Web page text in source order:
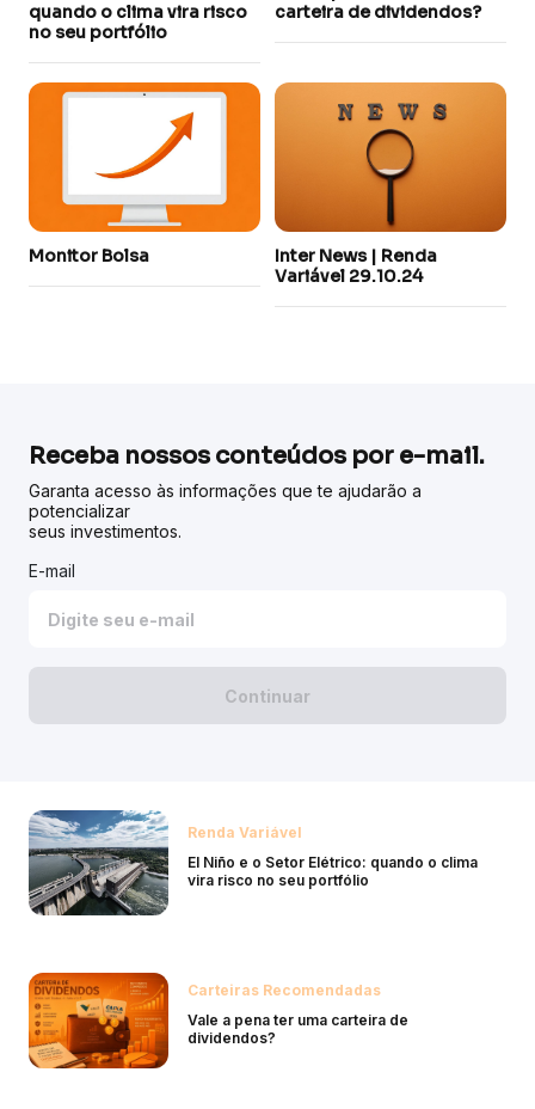
quando o clima vira risco
no seu portfólio
carteira de dividendos?
Monitor Bolsa
Inter News | Renda
Variável 29.10.24
Receba nossos conteúdos por e-mail.
Garanta acesso às informações que te ajudarão a
potencializar
seus investimentos.
E-mail
Continuar
Renda Variável
El Niño e o Setor Elétrico: quando o clima
vira risco no seu portfólio
Carteiras Recomendadas
Vale a pena ter uma carteira de
dividendos?